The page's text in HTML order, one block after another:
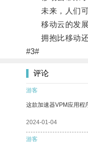
未来，人们可
移动云的发展
拥抱比移动还
#3#
评论
游客
这款加速器VPM应用程
2024-01-04
游客